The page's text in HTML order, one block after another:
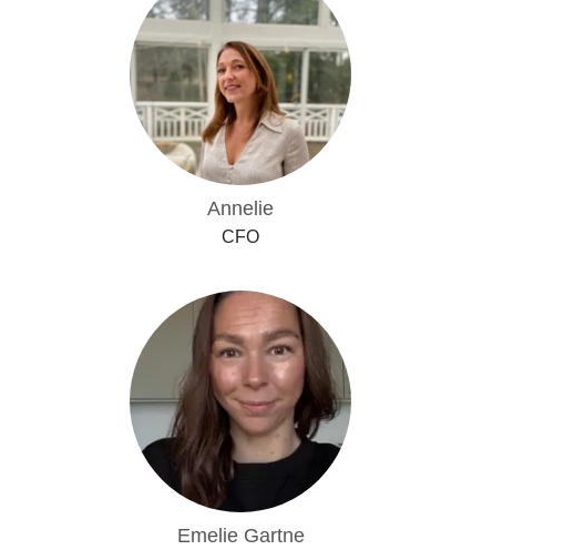
Annelie
CFO
Emelie Gartne